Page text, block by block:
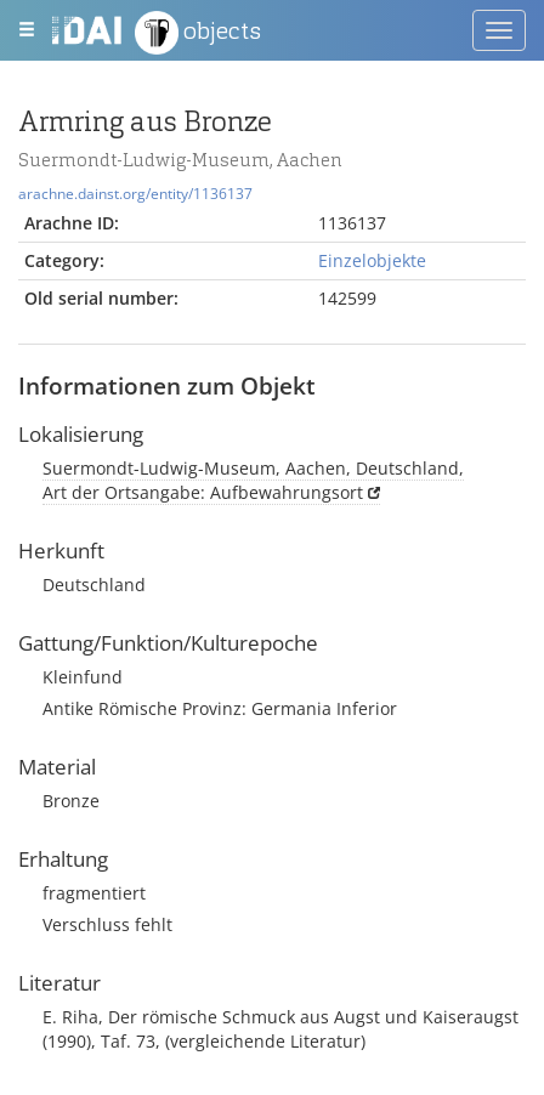
objects
Armring aus Bronze
Suermondt-Ludwig-Museum, Aachen
arachne.dainst.org/entity/1136137
Arachne ID:
1136137
Category:
Einzelobjekte
Old serial number:
142599
Informationen zum Objekt
Lokalisierung
Suermondt-Ludwig-Museum, Aachen, Deutschland,
Art der Ortsangabe: Aufbewahrungsort
Herkunft
Deutschland
Gattung/Funktion/Kulturepoche
Kleinfund
Antike Römische Provinz: Germania Inferior
Material
Bronze
Erhaltung
fragmentiert
Verschluss fehlt
Literatur
E. Riha, Der römische Schmuck aus Augst und Kaiseraugst
(1990), Taf. 73, (vergleichende Literatur)